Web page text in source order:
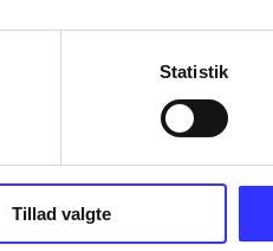
Statistik
Tillad valgte